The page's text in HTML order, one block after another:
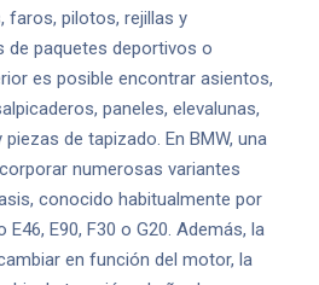
faros, pilotos, rejillas y
paquetes deportivos o
es posible encontrar asientos,
paneles, elevalunas,
de tapizado. En BMW, una
numerosas variantes
conocido habitualmente por
E90, F30 o G20. Además, la
en función del motor, la